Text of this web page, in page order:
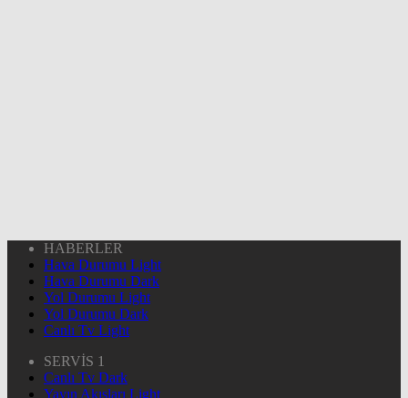
HABERLER
Hava Durumu Light
Hava Durumu Dark
Yol Durumu Light
Yol Durumu Dark
Canlı Tv Light
SERVİS 1
Canlı Tv Dark
Yayın Akışları Light